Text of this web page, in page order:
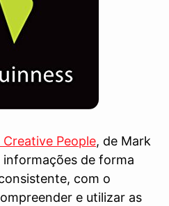
People, de Mark
informações de forma
com o
e utilizar as